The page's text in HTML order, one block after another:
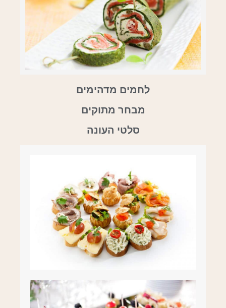
לחמים מדהימים
מבחר מתוקים
סלטי העונה